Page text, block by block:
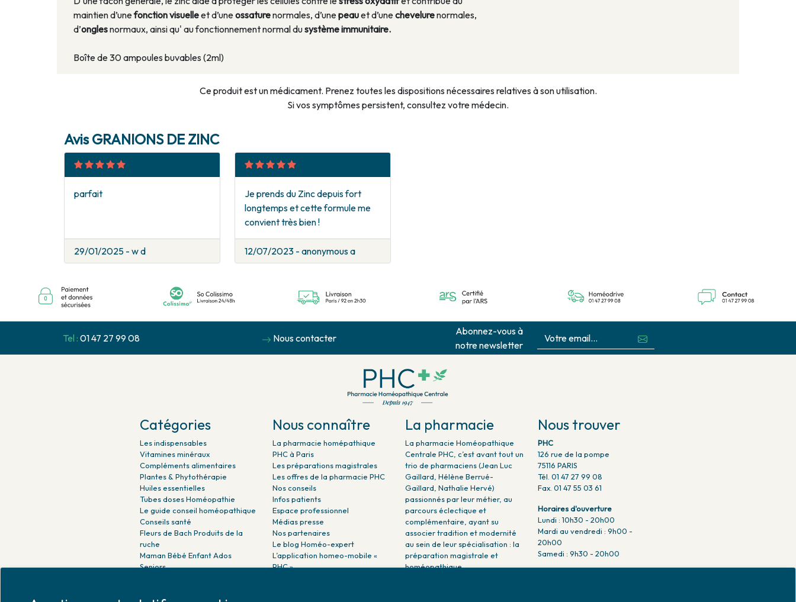
maintien d’unefonction visuelleet d’uneossaturenormales, d’unepeauet d’unechevelurenormales,
d’onglesnormaux, ainsi qu' au fonctionnement normal dusystème immunitaire.
Boîte de 30 ampoules buvables (2ml)
Ce produit est un médicament. Prenez toutes les dispositions nécessaires relatives à son utilisation.
Si vos symptômes persistent, consultez votre médecin.
Avis GRANIONS DE ZINC
parfait
29/01/2025 - w d
Je prends du Zinc depuis fort
longtemps et cette formule me
convient très bien !
12/07/2023 - anonymous a
Tel : 01 47 27 99 08 Nous contacter
Abonnez-vous à
notre newsletter
Catégories
Les indispensables
Vitamines minéraux
Compléments alimentaires
Plantes & Phytothérapie
Huiles essentielles
Tubes doses Homéopathie
Le guide conseil homéopathique
Conseils santé
Fleurs de Bach Produits de la
ruche
Maman Bébé Enfant Ados
Seniors
Nous connaître
La pharmacie homépathique
PHC à Paris
Les préparations magistrales
Les offres de la pharmacie PHC
Nos conseils
Infos patients
Espace professionnel
Médias presse
Nos partenaires
Le blog Homéo-expert
L’application homeo-mobile «
PHC »
La pharmacie
La pharmacie Homéopathique
Centrale PHC, c’est avant tout un
trio de pharmaciens (Jean Luc
Gaillard, Hélène Berrué-
Gaillard, Nathalie Hervé)
passionnés par leur métier, au
parcours éclectique et
complémentaire, ayant su
associer tradition et modernité
au sein de leur spécialisation : la
préparation magistrale et
homéopathique.
Nous trouver
PHC
126 rue de la pompe
75116 PARIS
Tél. 01 47 27 99 08
Fax. 01 47 55 03 61
Horaires d'ouverture
Lundi : 10h30 - 20h00
Mardi au vendredi : 9h00 -
20h00
Samedi : 9h30 - 20h00